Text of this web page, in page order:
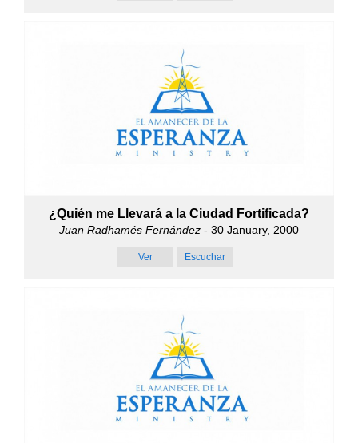
¿Quién me Llevará a la Ciudad Fortificada?
Juan Radhamés Fernández - 30 January, 2000
Ver Escuchar